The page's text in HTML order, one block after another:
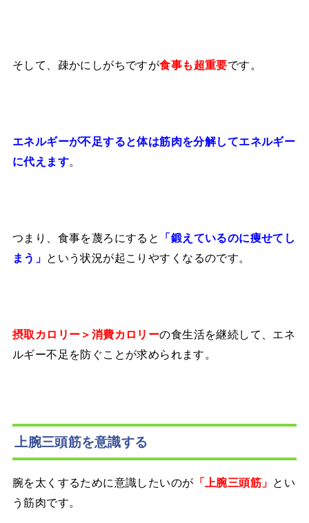
そして、疎かにしがちですが食事も超重要です。
エネルギーが不足すると体は筋肉を分解してエネルギー
に代えます。
つまり、食事を蔑ろにすると
「鍛えているのに痩せてし
まう」 という状況が起こりやすくなるのです。
摂取カロリー＞消費カロリーの食生活を継続して、エネ
ルギー不足を防ぐことが求められます。
上腕三頭筋を意識する
腕を太くするために意識したいのが 「上腕三頭筋」 とい
う筋肉です。